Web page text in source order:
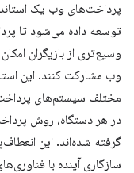
توسعه داده می‌شود تا
وسیع‌تری از بازیگران
وب مشارکت کنند. این
مختلف سیستم‌های پرداخت
در هر دستگاه، روش
گرفته شده‌اند. این
سازگاری آینده با